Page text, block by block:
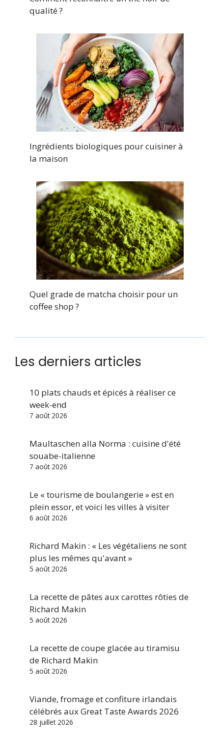
qualité ?
Ingrédients biologiques pour cuisiner à
la maison
Quel grade de matcha choisir pour un
coffee shop ?
Les derniers articles
10 plats chauds et épicés à réaliser ce
week-end
7 août 2026
Maultaschen alla Norma : cuisine d'été
souabe-italienne
7 août 2026
Le « tourisme de boulangerie » est en
plein essor, et voici les villes à visiter
6 août 2026
Richard Makin : « Les végétaliens ne sont
plus les mêmes qu'avant »
5 août 2026
La recette de pâtes aux carottes rôties de
Richard Makin
5 août 2026
La recette de coupe glacée au tiramisu
de Richard Makin
5 août 2026
Viande, fromage et confiture irlandais
célébrés aux Great Taste Awards 2026
28 juillet 2026